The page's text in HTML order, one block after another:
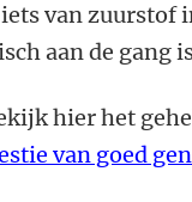
van zuurstof
aan de gang
hier het
van goed